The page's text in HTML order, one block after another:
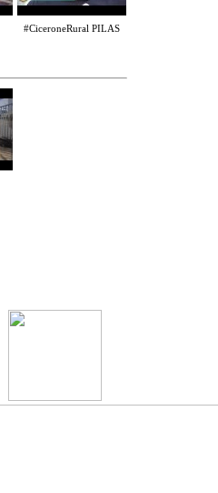
#CiceroneRural PILAS